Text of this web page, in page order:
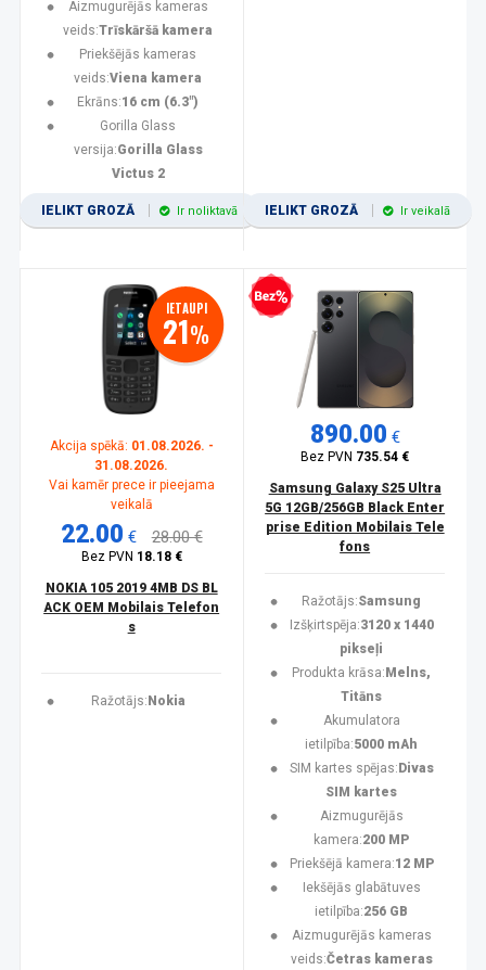
Aizmugurējās kameras
veids:Trīskāršā kamera
Priekšējās kameras
veids:Viena kamera
Ekrāns:16 cm (6.3")
Gorilla Glass
versija:Gorilla Glass
Victus 2
IELIKT GROZĀ Ir noliktavā IELIKT GROZĀ Ir veikalā
IETAUPI
21%
Akcija spēkā: 01.08.2026. -
31.08.2026.
Vai kamēr prece ir pieejama
veikalā
22.00 € 28.00 €
Bez PVN 18.18 €
NOKIA 105 2019 4MB DS BL
ACK OEM Mobilais Telefon
s
Ražotājs: Nokia
Bezprocentu kredīts
890.00 €
Bez PVN 735.54 €
Samsung Galaxy S25 Ultra
5G 12GB/256GB Black Enter
prise Edition Mobilais Tele
fons
Ražotājs:Samsung
Izšķirtspēja:3120 x 1440
pikseļi
Produkta krāsa: Melns,
Titāns
Akumulatora
ietilpība:5000 mAh
SIM kartes spējas: Divas
SIM kartes
Aizmugurējās
kamera:200 MP
Priekšējā kamera:12 MP
Iekšējās glabātuves
ietilpība:256 GB
Aizmugurējās kameras
veids:Četras kameras